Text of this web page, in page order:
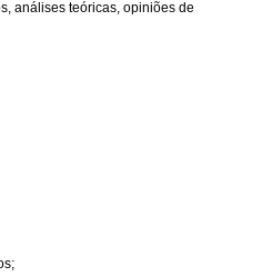
análises teóricas, opiniões de